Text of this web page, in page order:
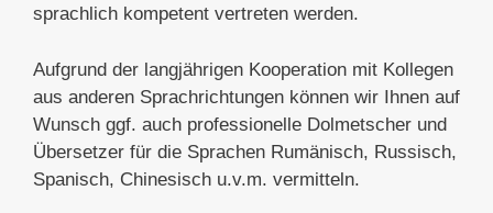
sprachlich kompetent vertreten werden.
Aufgrund der langjährigen Kooperation mit Kollegen
aus anderen Sprachrichtungen können wir Ihnen auf
Wunsch ggf. auch professionelle Dolmetscher und
Übersetzer für die Sprachen Rumänisch, Russisch,
Spanisch, Chinesisch u.v.m. vermitteln.